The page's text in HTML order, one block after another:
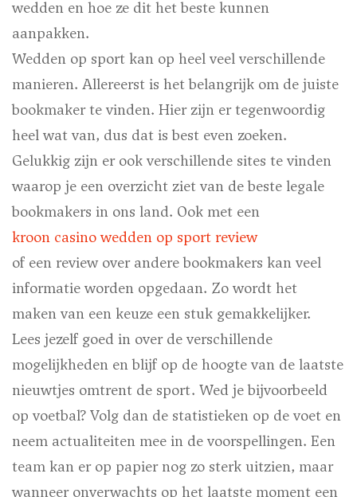
wedden en hoe ze dit het beste kunnen
aanpakken.
Wedden op sport kan op heel veel verschillende
manieren. Allereerst is het belangrijk om de juiste
bookmaker te vinden. Hier zijn er tegenwoordig
heel wat van, dus dat is best even zoeken.
Gelukkig zijn er ook verschillende sites te vinden
waarop je een overzicht ziet van de beste legale
bookmakers in ons land. Ook met een
kroon casino wedden op sport review
of een review over andere bookmakers kan veel
informatie worden opgedaan. Zo wordt het
maken van een keuze een stuk gemakkelijker.
Lees jezelf goed in over de verschillende
mogelijkheden en blijf op de hoogte van de laatste
nieuwtjes omtrent de sport. Wed je bijvoorbeeld
op voetbal? Volg dan de statistieken op de voet en
neem actualiteiten mee in de voorspellingen. Een
team kan er op papier nog zo sterk uitzien, maar
wanneer onverwachts op het laatste moment een